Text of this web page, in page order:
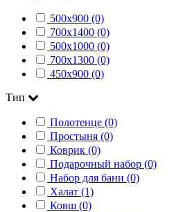
500х900 (0)
700х1400 (0)
500х1000 (0)
700х1300 (0)
450х900 (0)
Тип
Полотенце (0)
Простыня (0)
Коврик (0)
Подарочный набор (0)
Набор для бани (0)
Халат (1)
Ковш (0)